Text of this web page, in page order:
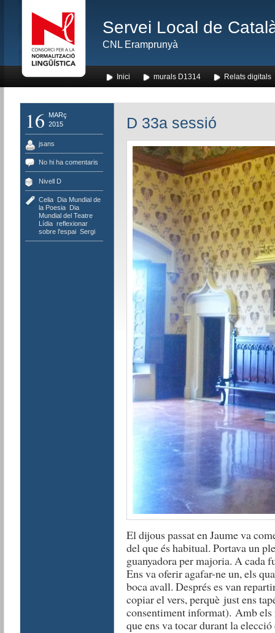
Servei Local de
CNL Eramprunyà
Inici murals D1314 Relats digitals
16
MARç
2015
jsans
No hi ha comentaris
Nivell D
Celia, Dia Mundial de
la Poesia, Dia
Mundial del Teatre,
Lídia, reflexionar
sobre l'espai, Sergi
D 33a sessió
El dijous passat en Jaume va
del que és habitual. Portava un
guanyadora per majoria. A cada
Ens va oferir agafar-ne un, els
boca avall. Després es van
copiar el vers, perquè just ens
consentiment informat). Amb
que ens va tocar durant la